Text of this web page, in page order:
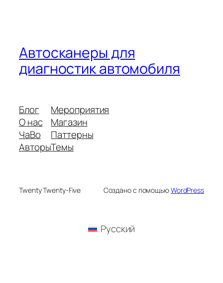
Автосканеры для
диагностик автомобиля
Блог
О нас
ЧаВо
Авторы
Мероприятия
Магазин
Паттерны
Темы
Twenty Twenty-Five Создано с помощьюWordPress
Русский